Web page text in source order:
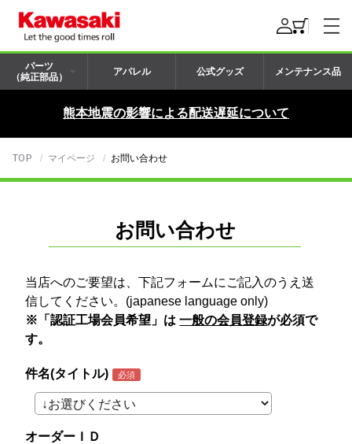
パーツ
（純正部品）
アパレル 公式グッズ メンテナンス品
熊本地震の影響による配送遅延について
TOP マイページ お問い合わせ
お問い合わせ
当店へのご要望は、下記フォームにご記入のうえ送
信してください。(japanese language only)
※「認証工場会員希望」は一般の会員登録が必須で
す。
件名(タイトル)
オーダーＩＤ